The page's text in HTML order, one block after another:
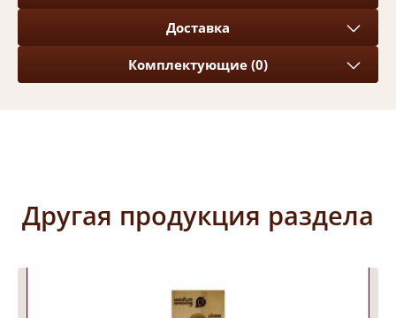
Доставка
Комплектующие (0)
Другая продукция раздела